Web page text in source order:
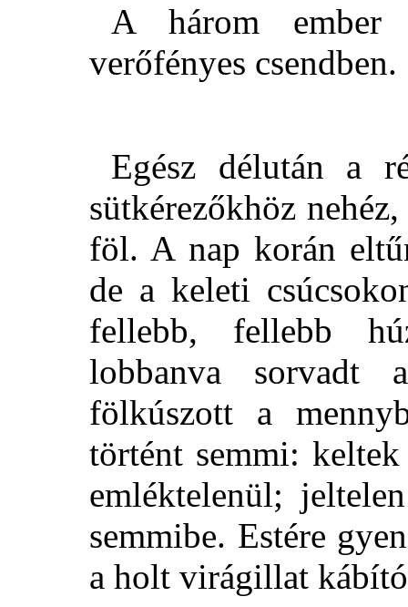
A három
verőfényes csendben.
Egész délután a
sütkérezőkhöz
föl. A nap korán
de a keleti
fellebb, fellebb
lobbanva sorvadt
fölkúszott a
történt semmi:
emléktelenül;
semmibe. Estére
a holt virágillat